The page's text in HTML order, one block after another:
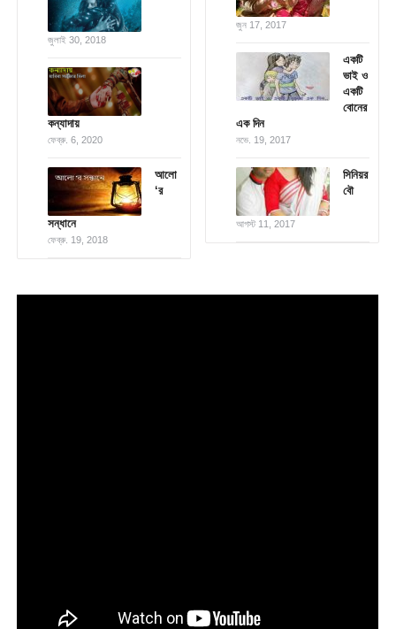
জুলাই 30, 2018
কন্যাদায়
ফেব্রু. 6, 2020
আলো
‘র
সন্ধানে
ফেব্রু. 19, 2018
জুন 17, 2017
একটি
ভাই ও
একটি
বোনের
এক দিন
নভে. 19, 2017
সিনিয়র
বৌ
আগস্ট 11, 2017